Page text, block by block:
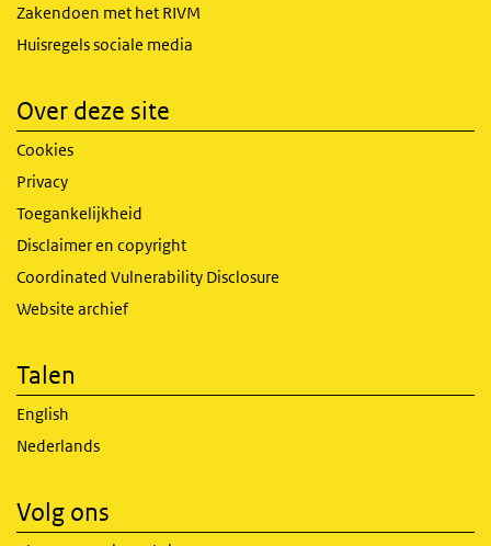
Zakendoen met het RIVM
Huisregels sociale media
Over deze site
Cookies
Privacy
Toegankelijkheid
Disclaimer en copyright
Coordinated Vulnerability Disclosure
Website archief
Talen
English
Nederlands
Volg ons